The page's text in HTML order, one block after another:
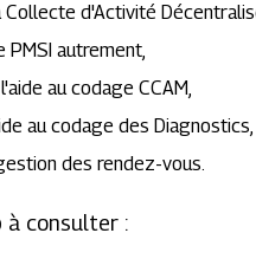
Collecte d'Activité
PMSI autrement,
au codage CCAM,
au codage des Diagnostics,
des rendez-vous.
à consulter :